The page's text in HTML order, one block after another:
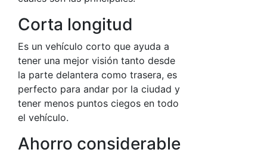
Corta longitud
Es un vehículo corto que ayuda a
tener una mejor visión tanto desde
la parte delantera como trasera, es
perfecto para andar por la ciudad y
tener menos puntos ciegos en todo
el vehículo.
Ahorro considerable